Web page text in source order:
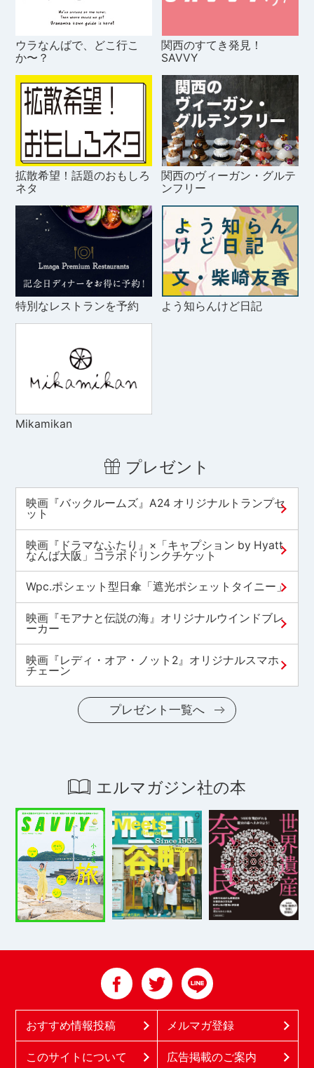
ウラなんばで、どこ行こ
か〜？
関西のすてき発見！
SAVVY
拡散希望！話題のおもしろ
ネタ
関西のヴィーガン・グルテ
ンフリー
特別なレストランを予約 よう知らんけど日記
Mikamikan
プレゼント
映画『バックルームズ』A24 オリジナルトランプセ
ット
映画『ドラマなふたり』×「キャプション by Hyatt
なんば大阪」コラボドリンクチケット
Wpc.ポシェット型日傘「遮光ポシェットタイニー」
映画『モアナと伝説の海』オリジナルウインドブレ
ーカー
映画『レディ・オア・ノット2』オリジナルスマホ
チェーン
プレゼント一覧へ
エルマガジン社の本
おすすめ情報投稿 メルマガ登録
このサイトについて 広告掲載のご案内